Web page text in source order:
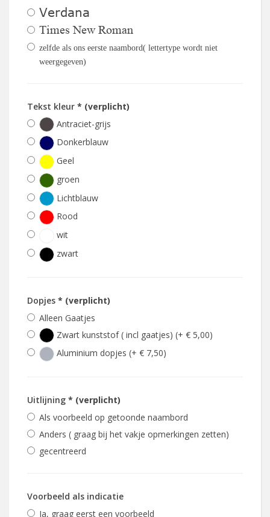
Verdana
Times New Roman
zelfde als ons eerste naambord( lettertype wordt niet
weergegeven)
Tekst kleur * (verplicht)
Antraciet-grijs
Donkerblauw
Geel
groen
Lichtblauw
Rood
wit
zwart
Dopjes * (verplicht)
Alleen Gaatjes
Zwart kunststof ( incl gaatjes) (+ € 5,00)
Aluminium dopjes (+ € 7,50)
Uitlijning * (verplicht)
Als voorbeeld op getoonde naambord
Anders ( graag bij het vakje opmerkingen zetten)
gecentreerd
Voorbeeld als indicatie
Ja, graag eerst een voorbeeld